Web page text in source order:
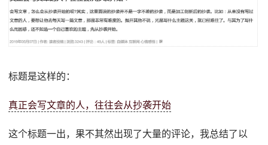
标题是这样的：
真正会写文章的人，往往会从抄袭开始
这个标题一出，果不其然出现了大量的评论，我总结了以